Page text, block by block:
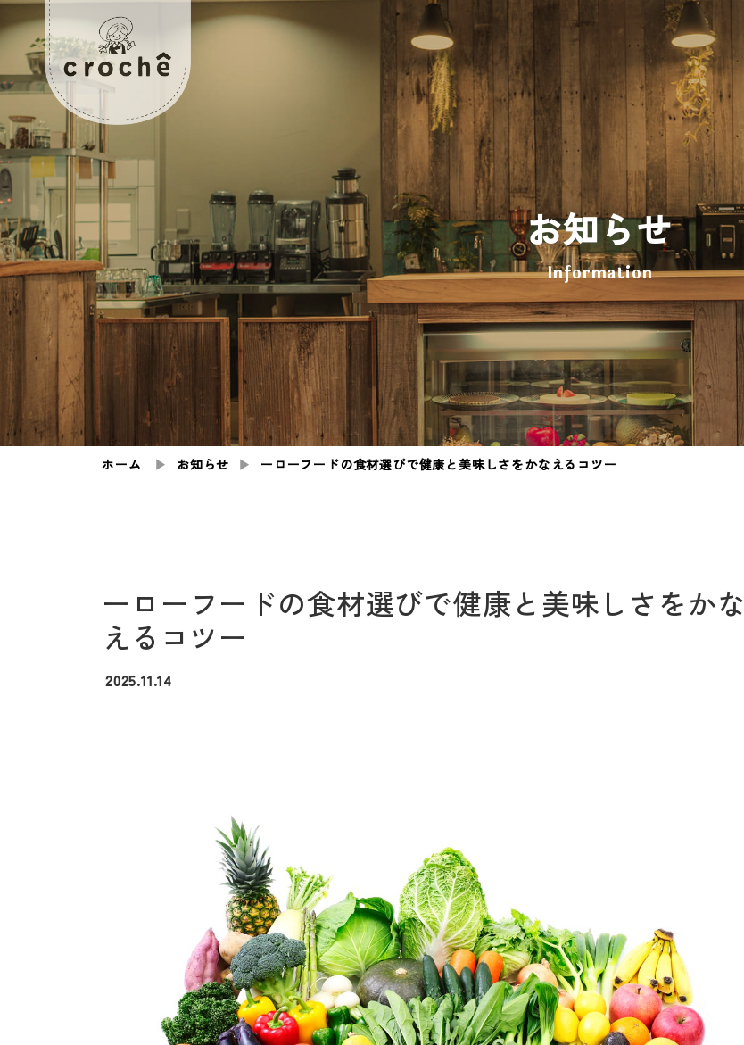
お知らせ
Information
ホーム ▶︎ お知らせ ▶︎ ーローフードの食材選びで健康と美味しさをかなえるコツー
ーローフードの食材選びで健康と美味しさをかな
えるコツー
2025.11.14